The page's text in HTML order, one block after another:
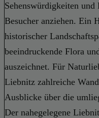
Sehenswürdigkeiten
Besucher anziehen. Ein
historischer
beeindruckende Flora
auszeichnet. Für
Liebnitz zahlreiche
Ausblicke über die
Der nahegelegene